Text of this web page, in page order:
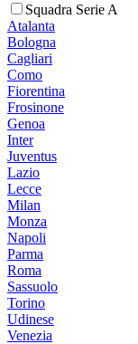
Squadra Serie A
Atalanta
Bologna
Cagliari
Como
Fiorentina
Frosinone
Genoa
Inter
Juventus
Lazio
Lecce
Milan
Monza
Napoli
Parma
Roma
Sassuolo
Torino
Udinese
Venezia